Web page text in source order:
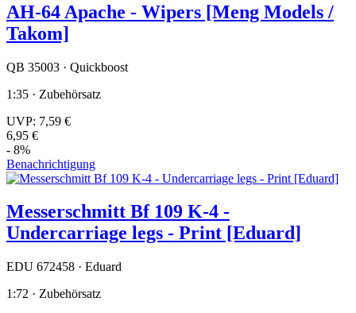
AH-64 Apache - Wipers [Meng Models /
Takom]
QB 35003 · Quickboost
1:35 · Zubehörsatz
UVP: 7,59 €
6,95 €
- 8%
Benachrichtigung
Messerschmitt Bf 109 K-4 -
Undercarriage legs - Print [Eduard]
EDU 672458 · Eduard
1:72 · Zubehörsatz